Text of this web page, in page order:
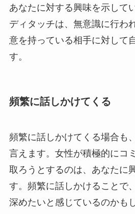
あなたに対する興味を示して
ディタッチは、無意識に行わ
意を持っている相手に対して
す。
頻繁に話しかけてくる
頻繁に話しかけてくる場合も
言えます。女性が積極的にコ
取ろうとするのは、あなたに
す。頻繁に話しかけることで
深めたいと感じているのかも